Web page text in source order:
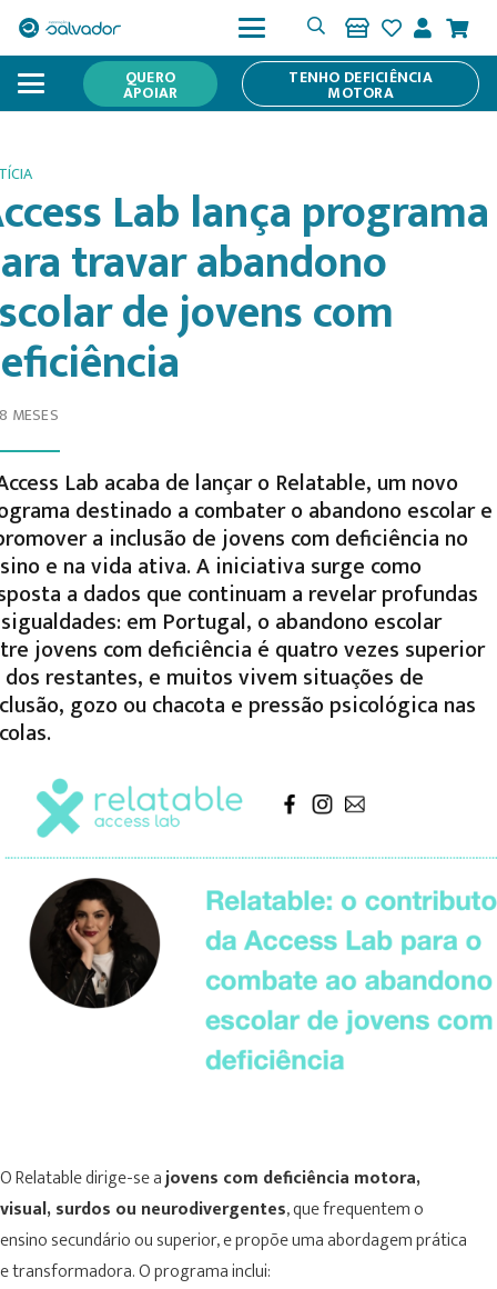
QUERO
APOIAR
TENHO DEFICIÊNCIA
MOTORA
Lab lança programa
travar abandono
de jovens com
MESES
Lab acaba de lançar o Relatable, um novo
destinado a combater o abandono escolar e
a inclusão de jovens com deficiência no
e na vida ativa. A iniciativa surge como
a dados que continuam a revelar profundas
em Portugal, o abandono escolar
jovens com deficiência é quatro vezes superior
restantes, e muitos vivem situações de
gozo ou chacota e pressão psicológica nas
O Relatable dirige-se ajovens com deficiência motora,
visual, surdos ou neurodivergentes, que frequentem o
ensino secundário ou superior, e propõe uma abordagem prática
e transformadora. O programa inclui: